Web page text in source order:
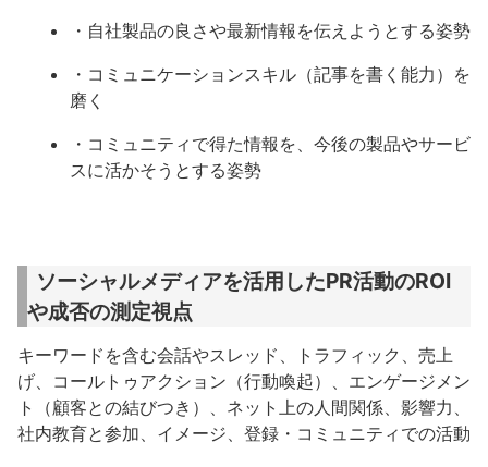
・自社製品の良さや最新情報を伝えようとする姿勢
・コミュニケーションスキル（記事を書く能力）を
磨く
・コミュニティで得た情報を、今後の製品やサービ
スに活かそうとする姿勢
ソーシャルメディアを活用したPR活動のROI
や成否の測定視点
キーワードを含む会話やスレッド、トラフィック、売上
げ、コールトゥアクション（行動喚起）、エンゲージメン
ト（顧客との結びつき）、ネット上の人間関係、影響力、
社内教育と参加、イメージ、登録・コミュニティでの活動